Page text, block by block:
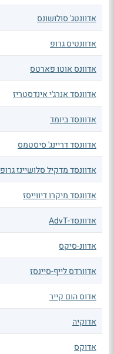
אדוונטג' סולושונס
אדוונטיס גרופ
אדוונס אוטו פארטס
אדוונסד אנרג'י אינדסטריז
אדוונסד ביומד
אדוונסד דריינג' סיסטמס
אדוונסד מדקיל סלושיינז גרופ
אדוונסד מיקרו דיווייסז
אדוונסד-AdvT
אדוונ-סיקס
אדוורדס לייף-סיינסז
אדוס הום קייר
אדוקיה
אדוקס